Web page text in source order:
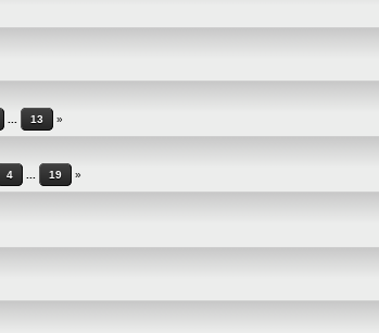
13
4 19